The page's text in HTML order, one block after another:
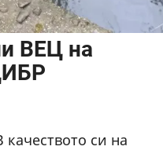
ВЕЦ на
си на